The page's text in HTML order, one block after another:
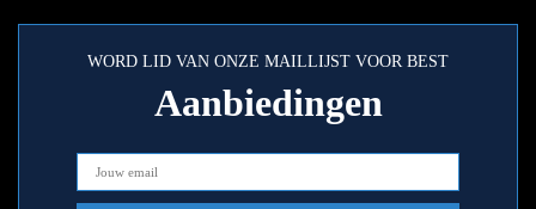
WORD LID VAN ONZE MAILLIJST VOOR BEST
Aanbiedingen